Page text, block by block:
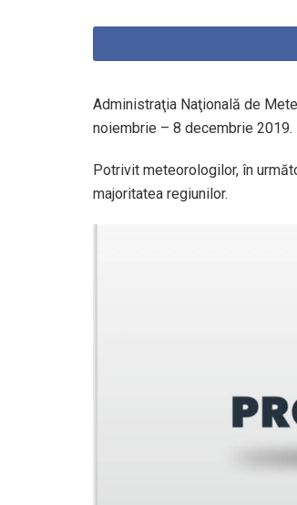
Administraţia Naţională de
noiembrie – 8 decembrie 2019.
Potrivit meteorologilor, în
majoritatea regiunilor.